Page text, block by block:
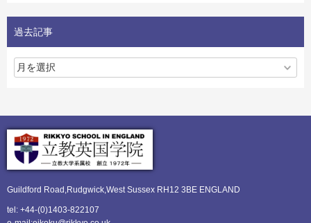
過去記事
Guildford Road,Rudgwick,West Sussex RH12 3BE ENGLAND
tel: +44-(0)1403-822107